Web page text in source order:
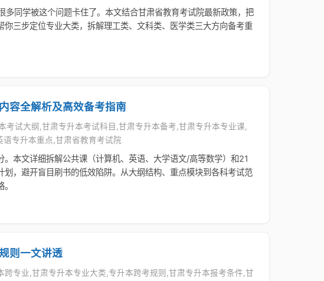
同学被这个问题卡住了。本文结合甘肃省教育考试院最新政策，把
三步定位专业大类，拆解理工类、文科类、医学类三大方向备考重
容全解析及高效备考指南
试大纲,甘肃专升本考试科目,甘肃专升本备考,甘肃专升本专业课,
专升本重点,甘肃省教育考试院
本文详细拆解公共课（计算机、英语、大学语文/高等数学）和21
，避开盲目刷书的低效陷阱。从大纲结构、重点模块到各科考试范
则一文讲透
专业,甘肃专升本专业大类,专升本跨考规则,甘肃专升本报考条件,甘